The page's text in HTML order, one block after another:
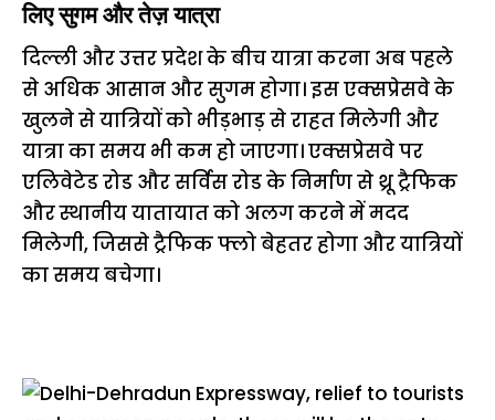
लिए सुगम और तेज़ यात्रा
दिल्ली और उत्तर प्रदेश के बीच यात्रा करना अब पहले
से अधिक आसान और सुगम होगा। इस एक्सप्रेसवे के
खुलने से यात्रियों को भीड़भाड़ से राहत मिलेगी और
यात्रा का समय भी कम हो जाएगा। एक्सप्रेसवे पर
एलिवेटेड रोड और सर्विस रोड के निर्माण से थ्रू ट्रैफिक
और स्थानीय यातायात को अलग करने में मदद
मिलेगी, जिससे ट्रैफिक फ्लो बेहतर होगा और यात्रियों
का समय बचेगा।